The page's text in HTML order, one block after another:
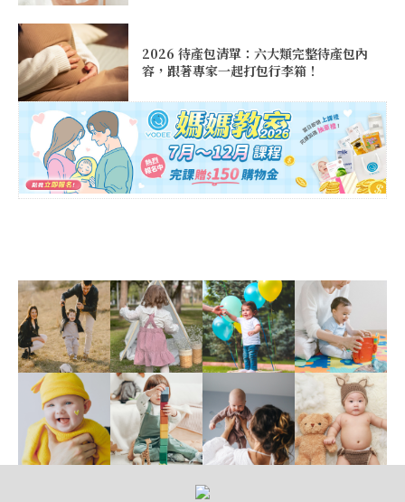
2026 待產包清單：六大類完整待產包內
容，跟著專家一起打包行李箱！